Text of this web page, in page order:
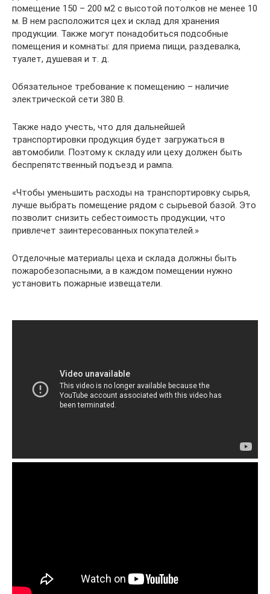
помещение 150 – 200 м2 с высотой потолков не менее 10
м. В нем расположится цех и склад для хранения
продукции. Также могут понадобиться подсобные
помещения и комнаты: для приема пищи, раздевалка,
туалет, душевая и т. д.
Обязательное требование к помещению – наличие
электрической сети 380 В.
Также надо учесть, что для дальнейшей
транспортировки продукция будет загружаться в
автомобили. Поэтому к складу или цеху должен быть
беспрепятственный подъезд и рампа.
«Чтобы уменьшить расходы на транспортировку сырья,
лучше выбрать помещение рядом с сырьевой базой. Это
позволит снизить себестоимость продукции, что
привлечет заинтересованных покупателей.»
Отделочные материалы цеха и склада должны быть
пожаробезопасными, а в каждом помещении нужно
установить пожарные извещатели.